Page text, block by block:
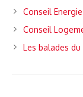
Conseil
Conseil
Les balades